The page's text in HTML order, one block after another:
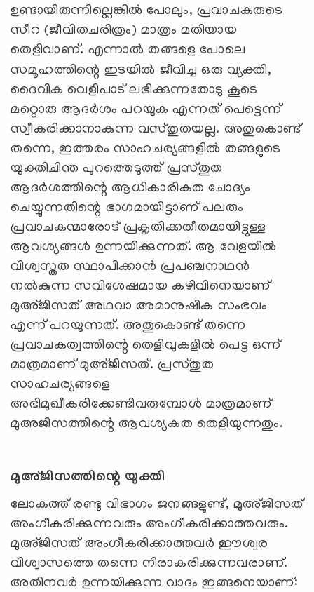
ഉണ്ടായിരുന്നില്ലെങ്കിൽ പോലും, പ്രവാചകരുടെ
സീറ (ജീവിതചരിത്രം) മാത്രം മതിയായ
തെളിവാണ്. എന്നാൽ തങ്ങളെ പോലെ
സമൂഹത്തിന്റെ ഇടയിൽ ജീവിച്ച ഒരു വ്യക്തി,
ദൈവിക വെളിപാട് ലഭിക്കുന്നതോടു കൂടെ
മറ്റൊരു ആദർശം പറയുക എന്നത് പെട്ടെന്ന്
സ്വീകരിക്കാനാകുന്ന വസ്തുതയല്ല. അതുകൊണ്ട്
തന്നെ, ഇത്തരം സാഹചര്യങ്ങളിൽ തങ്ങളുടെ
യുക്തിചിന്ത പുറത്തെടുത്ത് പ്രസ്തുത
ആദർശത്തിന്റെ ആധികാരികത ചോദ്യം
ചെയ്യുന്നതിന്റെ ഭാഗമായിട്ടാണ് പലരും
പ്രവാചകന്മാരോട് പ്രകൃതിക്കതീതമായിട്ടുള്ള
ആവശ്യങ്ങൾ ഉന്നയിക്കുന്നത്. ആ വേളയില്‍
വിശ്വസ്തത സ്ഥാപിക്കാൻ പ്രപഞ്ചനാഥൻ
നൽകുന്ന സവിശേഷമായ കഴിവിനെയാണ്
മുഅ്ജിസത് അഥവാ അമാനുഷിക സംഭവം
എന്ന് പറയുന്നത്. അതുകൊണ്ട് തന്നെ
പ്രവാചകത്വത്തിന്റെ തെളിവുകളിൽ പെട്ട ഒന്ന്
മാത്രമാണ് മുഅ്ജിസത്. പ്രസ്തുത
സാഹചര്യങ്ങളെ
അഭിമുഖീകരിക്കേണ്ടിവരുമ്പോള്‍ മാത്രമാണ്
മുഅജിസത്തിന്റെ ആവശ്യകത തെളിയുന്നതും.
മുഅ്ജിസത്തിന്റെ യുക്തി
ലോകത്ത് രണ്ടു വിഭാഗം ജനങ്ങളുണ്ട്, മുഅ്ജിസത്
അംഗീകരിക്കുന്നവരും അംഗീകരിക്കാത്തവരും.
മുഅ്ജിസത് അംഗീകരിക്കാത്തവർ ഈശ്വര
വിശ്വാസത്തെ തന്നെ നിരാകരിക്കുന്നവരാണ്.
അതിനവർ ഉന്നയിക്കുന്ന വാദം ഇങ്ങനെയാണ്: